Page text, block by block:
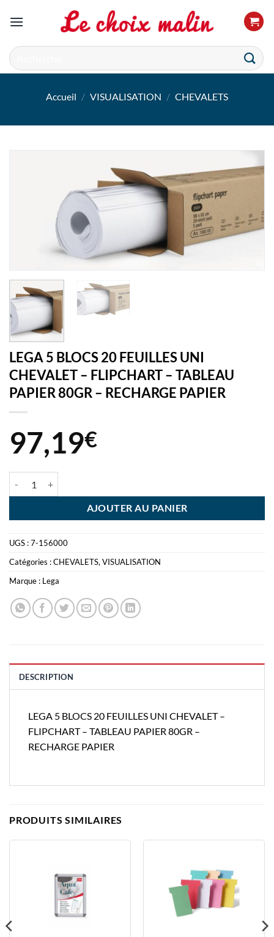
Recherche
pour :
Accueil / VISUALISATION / CHEVALETS
LEGA 5 BLOCS 20 FEUILLES UNI
CHEVALET – FLIPCHART – TABLEAU
PAPIER 80GR – RECHARGE PAPIER
97,19€
AJOUTER AU PANIER
UGS :7-156000
Catégories :CHEVALETS, VISUALISATION
Marque : Lega
DESCRIPTION
LEGA 5 BLOCS 20 FEUILLES UNI CHEVALET –
FLIPCHART – TABLEAU PAPIER 80GR –
RECHARGE PAPIER
PRODUITS SIMILAIRES